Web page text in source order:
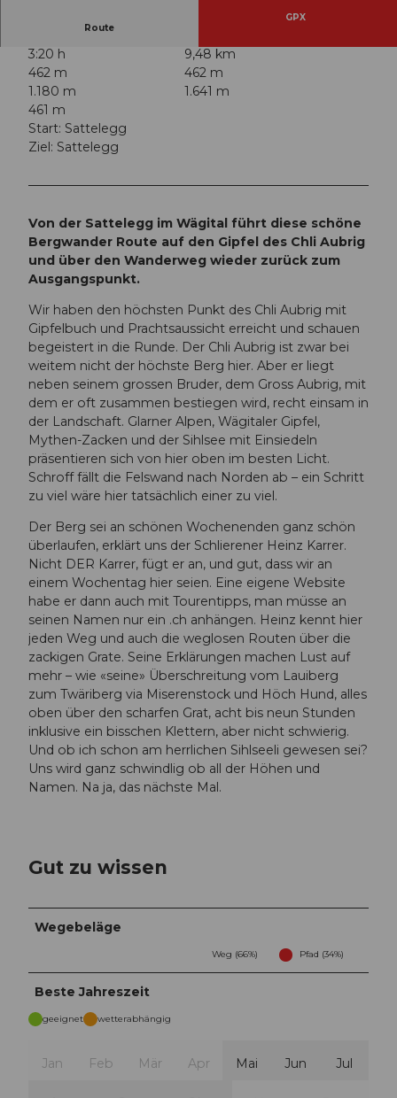
Route
GPX
3:20 h
9,48 km
462 m
462 m
1.180 m
1.641 m
461 m
Start: Sattelegg
Ziel: Sattelegg
Von der Sattelegg im Wägital führt diese schöne
Bergwander Route auf den Gipfel des Chli Aubrig
und über den Wanderweg wieder zurück zum
Ausgangspunkt.
Wir haben den höchsten Punkt des Chli Aubrig mit
Gipfelbuch und Prachtsaussicht erreicht und schauen
begeistert in die Runde. Der Chli Aubrig ist zwar bei
weitem nicht der höchste Berg hier. Aber er liegt
neben seinem grossen Bruder, dem Gross Aubrig, mit
dem er oft zusammen bestiegen wird, recht einsam in
der Landschaft. Glarner Alpen, Wägitaler Gipfel,
Mythen-Zacken und der Sihlsee mit Einsiedeln
präsentieren sich von hier oben im besten Licht.
Schroff fällt die Felswand nach Norden ab – ein Schritt
zu viel wäre hier tatsächlich einer zu viel.
Der Berg sei an schönen Wochenenden ganz schön
überlaufen, erklärt uns der Schlierener Heinz Karrer.
Nicht DER Karrer, fügt er an, und gut, dass wir an
einem Wochentag hier seien. Eine eigene Website
habe er dann auch mit Tourentipps, man müsse an
seinen Namen nur ein .ch anhängen. Heinz kennt hier
jeden Weg und auch die weglosen Routen über die
zackigen Grate. Seine Erklärungen machen Lust auf
mehr – wie «seine» Überschreitung vom Lauiberg
zum Twäriberg via Miserenstock und Höch Hund, alles
oben über den scharfen Grat, acht bis neun Stunden
inklusive ein bisschen Klettern, aber nicht schwierig.
Und ob ich schon am herrlichen Sihlseeli gewesen sei?
Uns wird ganz schwindlig ob all der Höhen und
Namen. Na ja, das nächste Mal.
Gut zu wissen
Wegebeläge
Weg (66%) Pfad (34%)
Beste Jahreszeit
geeignet wetterabhängig
Jan Feb Mär Apr Mai Jun Jul